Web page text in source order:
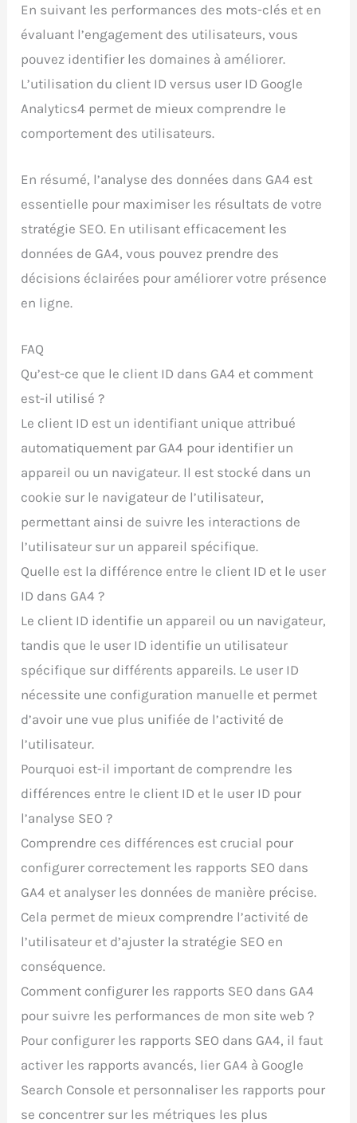
En suivant les performances des mots-clés et en
évaluant l’engagement des utilisateurs, vous
pouvez identifier les domaines à améliorer.
L’utilisation du client ID versus user ID Google
Analytics4 permet de mieux comprendre le
comportement des utilisateurs.
En résumé, l’analyse des données dans GA4 est
essentielle pour maximiser les résultats de votre
stratégie SEO. En utilisant efficacement les
données de GA4, vous pouvez prendre des
décisions éclairées pour améliorer votre présence
en ligne.
FAQ
Qu’est-ce que le client ID dans GA4 et comment
est-il utilisé ?
Le client ID est un identifiant unique attribué
automatiquement par GA4 pour identifier un
appareil ou un navigateur. Il est stocké dans un
cookie sur le navigateur de l’utilisateur,
permettant ainsi de suivre les interactions de
l’utilisateur sur un appareil spécifique.
Quelle est la différence entre le client ID et le user
ID dans GA4 ?
Le client ID identifie un appareil ou un navigateur,
tandis que le user ID identifie un utilisateur
spécifique sur différents appareils. Le user ID
nécessite une configuration manuelle et permet
d’avoir une vue plus unifiée de l’activité de
l’utilisateur.
Pourquoi est-il important de comprendre les
différences entre le client ID et le user ID pour
l’analyse SEO ?
Comprendre ces différences est crucial pour
configurer correctement les rapports SEO dans
GA4 et analyser les données de manière précise.
Cela permet de mieux comprendre l’activité de
l’utilisateur et d’ajuster la stratégie SEO en
conséquence.
Comment configurer les rapports SEO dans GA4
pour suivre les performances de mon site web ?
Pour configurer les rapports SEO dans GA4, il faut
activer les rapports avancés, lier GA4 à Google
Search Console et personnaliser les rapports pour
se concentrer sur les métriques les plus